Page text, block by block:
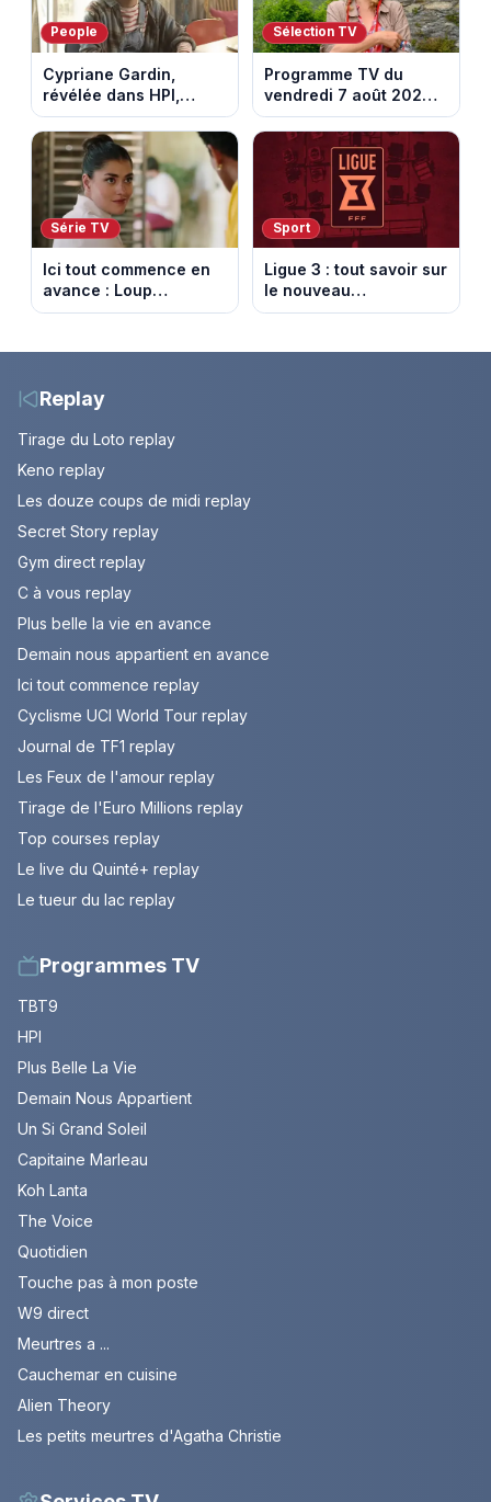
People
Cypriane Gardin,
révélée dans HPI,
lance une cagnotte
après des difficultés
financières
Sélection TV
Programme TV du
vendredi 7 août 2026 :
notre sélection pour
votre soirée télé
Série TV
Ici tout commence en
avance : Loup
découvre la trahison
10 août 2026 (spoiler)
Sport
Ligue 3 : tout savoir sur
le nouveau
championnat qui
Replay
Tirage du Loto replay
Keno replay
Les douze coups de midi replay
Secret Story replay
Gym direct replay
C à vous replay
Plus belle la vie en avance
Demain nous appartient en avance
Ici tout commence replay
Cyclisme UCI World Tour replay
Journal de TF1 replay
Les Feux de l'amour replay
Tirage de l'Euro Millions replay
Top courses replay
Le live du Quinté+ replay
Le tueur du lac replay
Programmes TV
TBT9
HPI
Plus Belle La Vie
Demain Nous Appartient
Un Si Grand Soleil
Capitaine Marleau
Koh Lanta
The Voice
Quotidien
Touche pas à mon poste
W9 direct
Meurtres a ...
Cauchemar en cuisine
Alien Theory
Les petits meurtres d'Agatha Christie